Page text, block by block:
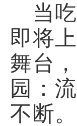
当
即将
舞台
园：
不断